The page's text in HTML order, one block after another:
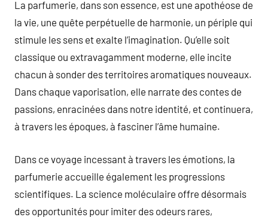
La parfumerie, dans son essence, est une apothéose de
la vie, une quête perpétuelle de harmonie, un périple qui
stimule les sens et exalte l’imagination. Qu’elle soit
classique ou extravagamment moderne, elle incite
chacun à sonder des territoires aromatiques nouveaux.
Dans chaque vaporisation, elle narrate des contes de
passions, enracinées dans notre identité, et continuera,
à travers les époques, à fasciner l’âme humaine.
Dans ce voyage incessant à travers les émotions, la
parfumerie accueille également les progressions
scientifiques. La science moléculaire offre désormais
des opportunités pour imiter des odeurs rares,